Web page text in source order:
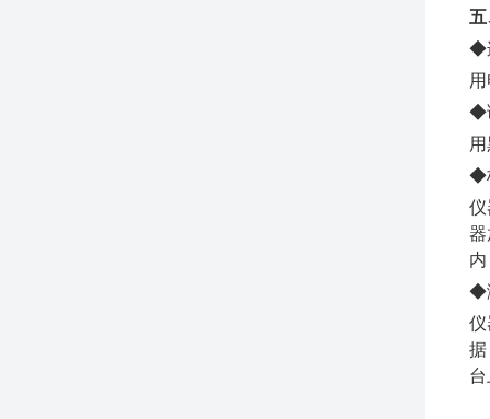
◆
◆
◆
仪
器
◆
仪
据